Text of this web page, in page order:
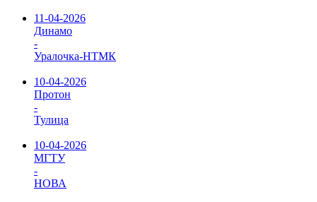
11-04-2026
Динамо
-
Уралочка-НТМК
10-04-2026
Протон
-
Тулица
10-04-2026
МГТУ
-
НОВА